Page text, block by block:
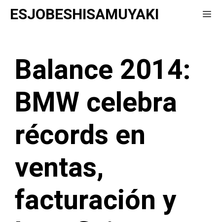
Saltar
ESJOBESHISAMUYAKI
Balance 2014:
BMW celebra
récords en
ventas,
facturación y